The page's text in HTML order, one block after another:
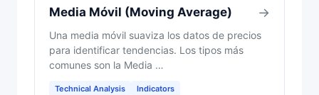
Media Móvil (Moving Average)
Una media móvil suaviza los datos de precios
para identificar tendencias. Los tipos más
comunes son la Media …
Technical Analysis Indicators
→